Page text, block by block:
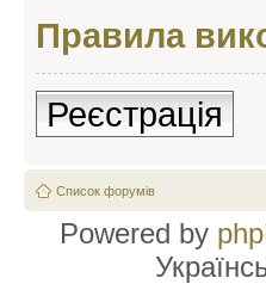
Правила
Реєстрація
Список форумів
Powered by